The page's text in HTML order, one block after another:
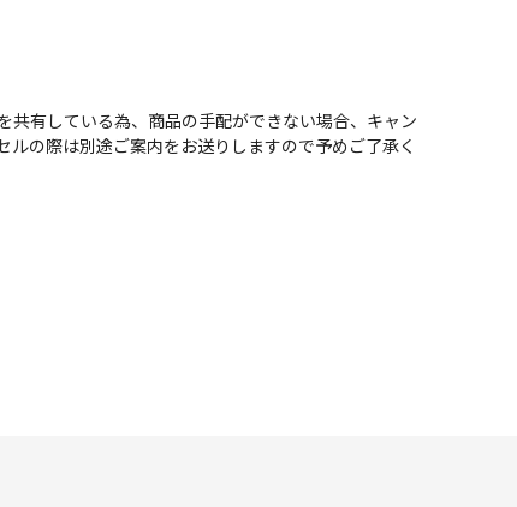
有している為、商品の手配ができない場合、キャン
ルの際は別途ご案内をお送りしますので予めご了承く